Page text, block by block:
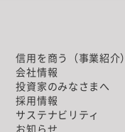
信用を商う（事業紹介）
会社情報
投資家のみなさまへ
採用情報
サステナビリティ
お知らせ